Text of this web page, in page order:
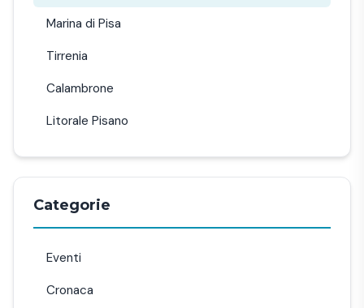
Marina di Pisa
Tirrenia
Calambrone
Litorale Pisano
Categorie
Eventi
Cronaca